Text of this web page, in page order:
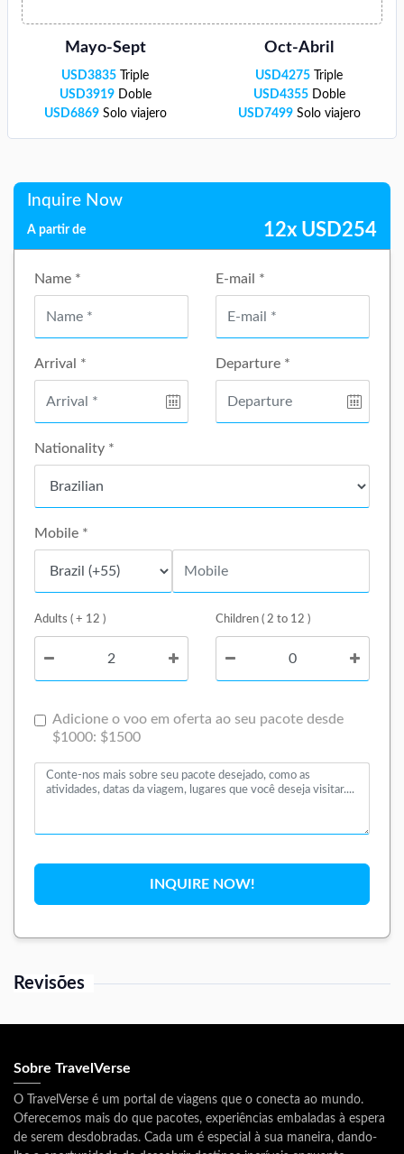
Mayo-Sept
USD3835 Triple
USD3919Doble
USD6869Solo viajero
Oct-Abril
USD4275 Triple
USD4355Doble
USD7499Solo viajero
Inquire Now
A partir de 12x USD254
Name * E-mail *
Arrival * Departure *
Nationality *
Mobile *
Adults ( + 12 ) Children ( 2 to 12 )
Adicione o voo em oferta ao seu pacote desde
$1000: $1500
INQUIRE NOW!
Revisões
Sobre TravelVerse
O TravelVerse é um portal de viagens que o conecta ao mundo.
Oferecemos mais do que pacotes, experiências embaladas à espera
de serem desdobradas. Cada um é especial à sua maneira, dando-